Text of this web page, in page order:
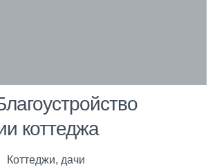
коттеджа
Коттеджи, дачи